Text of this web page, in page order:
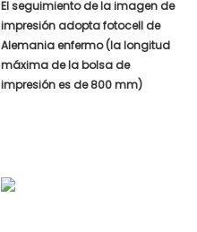
El seguimiento de la imagen de
impresión adopta fotocell de
Alemania enfermo (la longitud
máxima de la bolsa de
impresión es de 800 mm)